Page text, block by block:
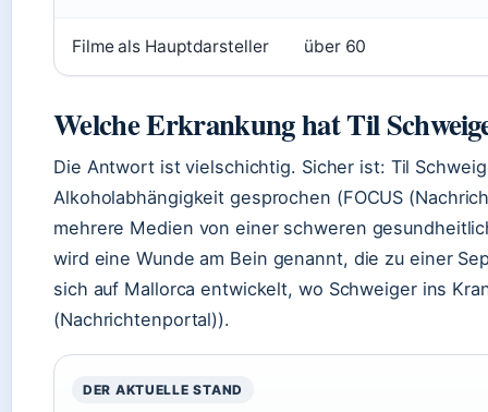
Filme als Hauptdarsteller über 60
Welche Erkrankung hat Til
Die Antwort ist vielschichtig. Sicher ist: Til
Alkoholabhängigkeit gesprochen (FOCUS
mehrere Medien von einer schweren
wird eine Wunde am Bein genannt, die zu einer
sich auf Mallorca entwickelt, wo Schweiger ins
(Nachrichtenportal)).
DER AKTUELLE STAND